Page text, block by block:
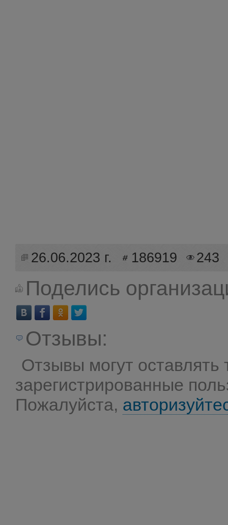
26.06.2023 г. 186919 243
Поделись
Отзывы:
Отзывы могут оставлять
зарегистрированные
Пожалуйста,